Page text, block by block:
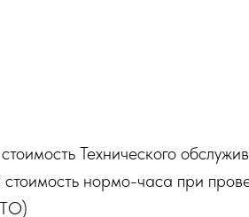
Технического
нормо-часа при